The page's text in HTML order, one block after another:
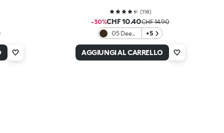
(118)
-30%CHF 10.40CHF 14.90
05 Deep
+5
AGGIUNGI AL CARRELLO